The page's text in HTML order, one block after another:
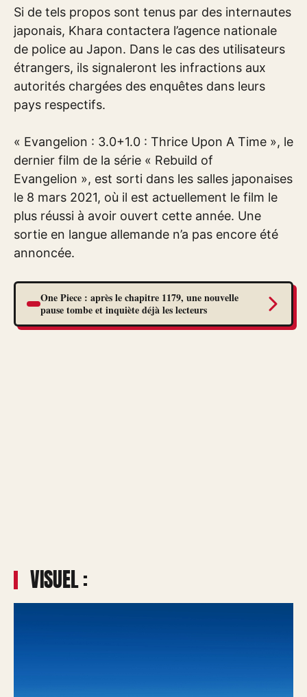
Si de tels propos sont tenus par des internautes
japonais, Khara contactera l’agence nationale
de police au Japon. Dans le cas des utilisateurs
étrangers, ils signaleront les infractions aux
autorités chargées des enquêtes dans leurs
pays respectifs.
« Evangelion : 3.0+1.0 : Thrice Upon A Time », le
dernier film de la série « Rebuild of
Evangelion », est sorti dans les salles japonaises
le 8 mars 2021, où il est actuellement le film le
plus réussi à avoir ouvert cette année. Une
sortie en langue allemande n’a pas encore été
annoncée.
One Piece : après le chapitre 1179, une nouvelle
pause tombe et inquiète déjà les lecteurs
VISUEL :